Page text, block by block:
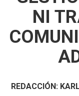
NI
REDACCIÓN: